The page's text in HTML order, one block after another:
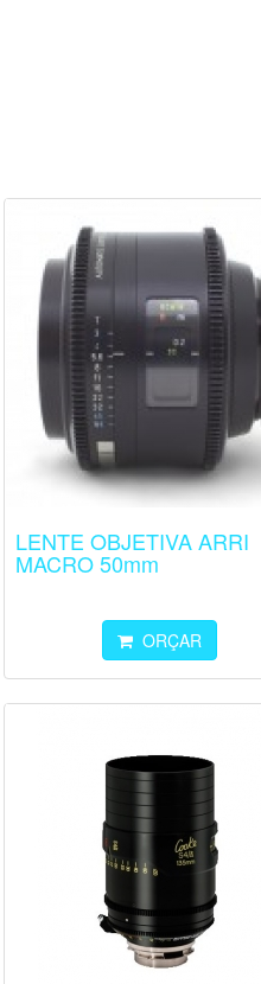
LENTE OBJETIVA ARRI
MACRO 50mm
ORÇAR